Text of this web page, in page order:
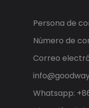
Persona de
Número de
Correo
Whatsapp: +86